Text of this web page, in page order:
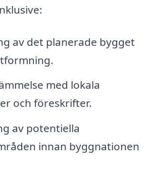
av det planerade bygget
med lokala
och föreskrifter.
av potentiella
innan byggnationen